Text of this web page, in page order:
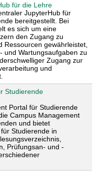
für die Lehre
JupyterHub für
bereitgestellt. Bei
es sich um eine
den Zugang zu
Ressourcen gewährleistet,
und Wartungsaufgaben zu
Zugang zur
und
Studierende
Portal für Studierende
Campus Management
und bietet
Studierende in
Prüfungsan- und -